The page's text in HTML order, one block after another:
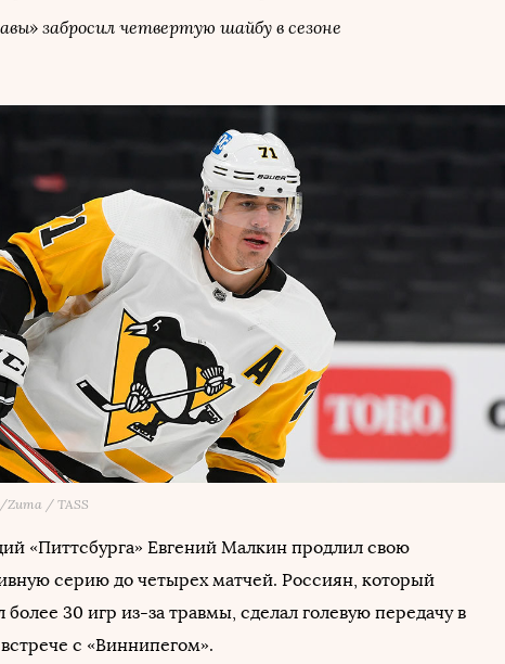
забросил четвертую шайбу в сезоне
/Zuma / TASS
«Питтсбурга» Евгений Малкин продлил свою
серию до четырех матчей. Россиян, который
более 30 игр из-за травмы, сделал голевую передачу в
с «Виннипегом».